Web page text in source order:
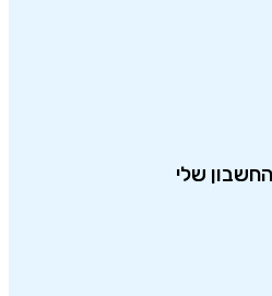
החשבון שלי